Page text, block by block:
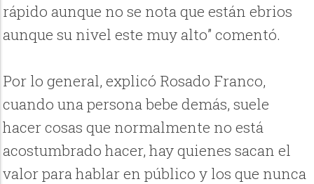
rápido aunque no se nota que están ebrios
aunque su nivel este muy alto” comentó.
Por lo general, explicó Rosado Franco,
cuando una persona bebe demás, suele
hacer cosas que normalmente no está
acostumbrado hacer, hay quienes sacan el
valor para hablar en público y los que nunca